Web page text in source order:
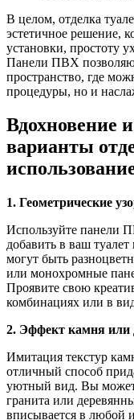
В целом, отделка
эстетичное решение,
установки, простоту
Панели ПВХ
пространство, где
процедуры, но и
Вдохновение
варианты
1. Геометрические
Используйте панели
добавить в ваш
могут быть
или монохромные
Проявите свою
комбинациях или в
2. Эффект камня или
Имитация текстур
отличный способ
уютный вид. Вы
гранита или
вписывается в любой